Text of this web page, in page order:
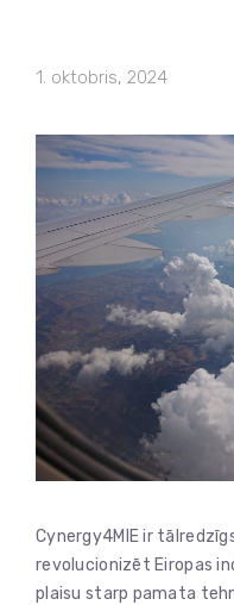
1. oktobris, 2024
Cynergy4MIE ir
revolucionizēt Eiropas
plaisu starp pamata